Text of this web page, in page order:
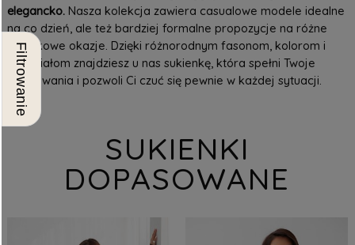
Filtrowanie
elegancko.Nasza kolekcja zawiera casualowe modele idealne
na co dzień, ale też bardziej formalne propozycje na różne
wyjątkowe okazje. Dzięki różnorodnym fasonom, kolorom i
materiałom znajdziesz u nas sukienkę, która spełni Twoje
oczekiwania i pozwoli Ci czuć się pewnie w każdej sytuacji.
SUKIENKI
DOPASOWANE